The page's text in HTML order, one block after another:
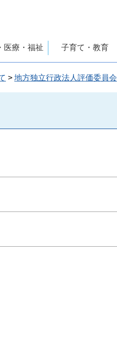
医療・福祉 子育て・教育
> 地方独立行政法人評価委員会